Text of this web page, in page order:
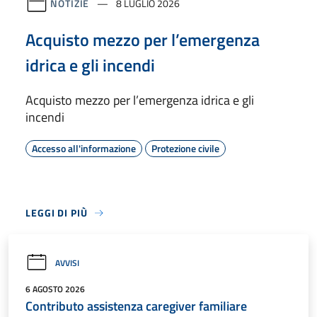
Acquisto mezzo per l’emergenza
idrica e gli incendi
Acquisto mezzo per l’emergenza idrica e gli
incendi
Accesso all'informazione Protezione civile
LEGGI DI PIÙ
AVVISI
6 AGOSTO 2026
Contributo assistenza caregiver familiare